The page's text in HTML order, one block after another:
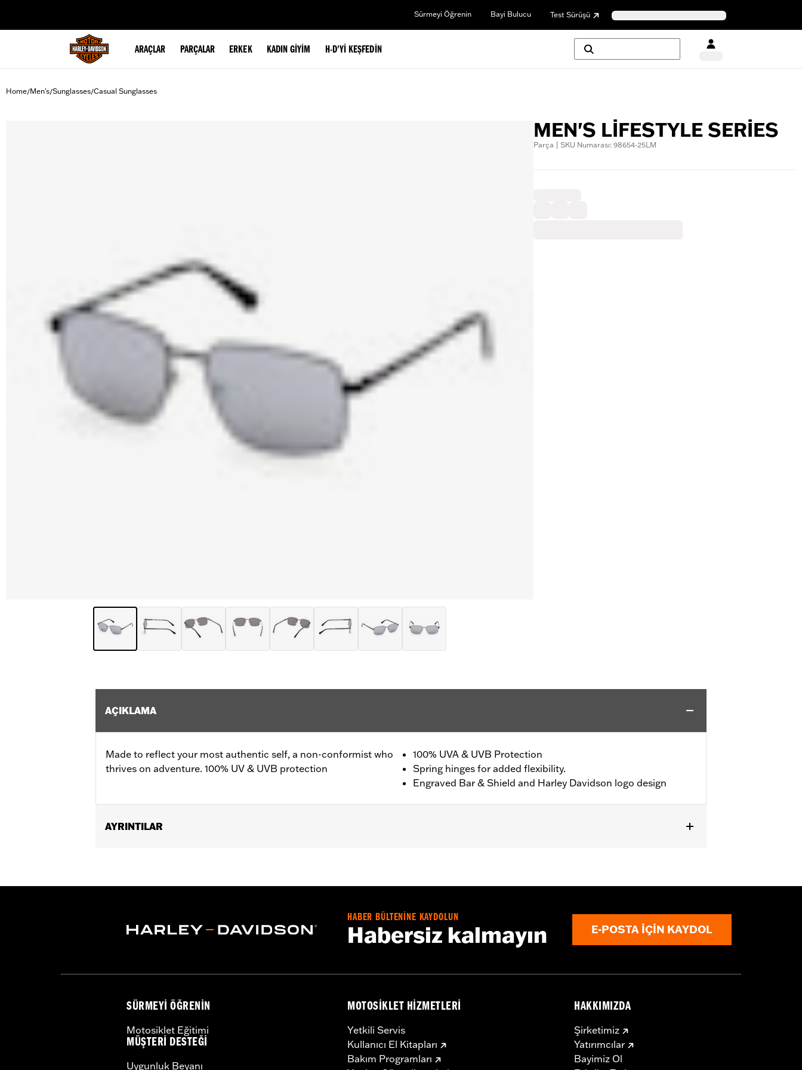
Sürmeyi Öğrenin Bayi Bulucu Test Sürüşü
ARAÇLAR PARÇALAR ERKEK KADIN GIYIM H-D'YI KEŞFEDIN
Home/Men's/Sunglasses/Casual Sunglasses
MEN'S LIFESTYLE SERIES
Parça | SKU Numarası: 98654-25LM
AÇIKLAMA
Made to reflect your most authentic self, a non-conformist who
thrives on adventure. 100% UV & UVB protection
100% UVA & UVB Protection
Spring hinges for added flexibility.
Engraved Bar & Shield and Harley Davidson logo design
AYRINTILAR
WARRANTY:2 year limited warranty – Go towww.h-d.com/warrantyfor full details
HABER BÜLTENİNE KAYDOLUN
Habersiz kalmayın E-POSTA IÇIN KAYDOL
SÜRMEYI ÖĞRENIN
Motosiklet Eğitimi
MÜŞTERI DESTEĞI
Uygunluk Beyanı
MOTOSIKLET HIZMETLERI
Yetkili Servis
Kullanıcı El Kitapları
Bakım Programları
HAKKIMIZDA
Şirketimiz
Yatırımcılar
Bayimiz Ol